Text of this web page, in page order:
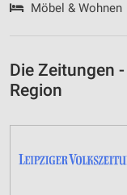
Möbel & Wohnen
Die Zeitungen
Region